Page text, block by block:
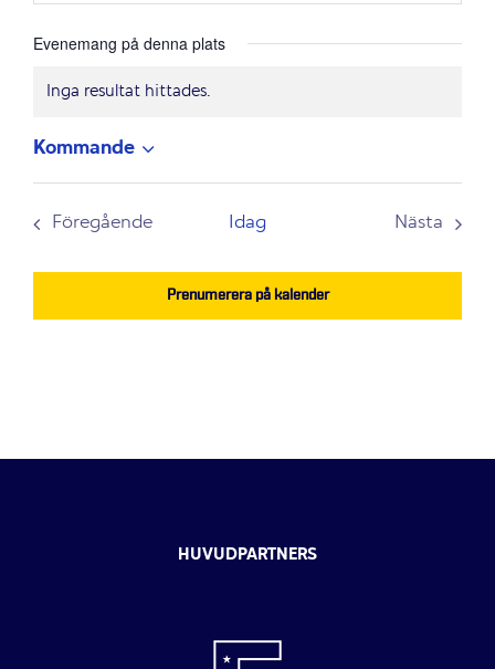
Evenemang på denna plats
Notis
Inga resultat hittades.
Kommande
Välj
datum.
Föregående
Idag
Nästa
Prenumerera på kalender
HUVUDPARTNERS